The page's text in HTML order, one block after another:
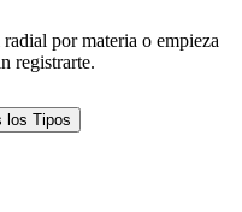
radial por materia o empieza
registrarte.
los Tipos